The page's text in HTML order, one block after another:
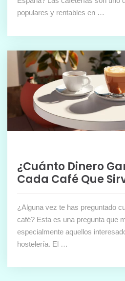
populares y rentables en …
¿Cuánto Dinero
Cada Café Que
¿Alguna vez te has preguntado
café? Esta es una pregunta que
especialmente aquellos
hostelería. El …